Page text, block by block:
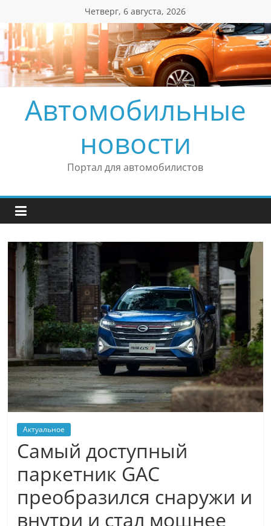
содержимому
Четверг, 6 августа, 2026
Автомобильные
новости
Портал для автомобилистов
Актуальное
Самый доступный
паркетник GAC
преобразился снаружи и
внутри и стал мощнее